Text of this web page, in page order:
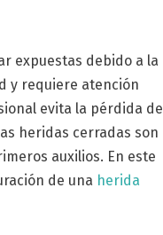
expuestas debido a la
y requiere atención
evita la pérdida de
heridas cerradas son
auxilios. En este
de una herida